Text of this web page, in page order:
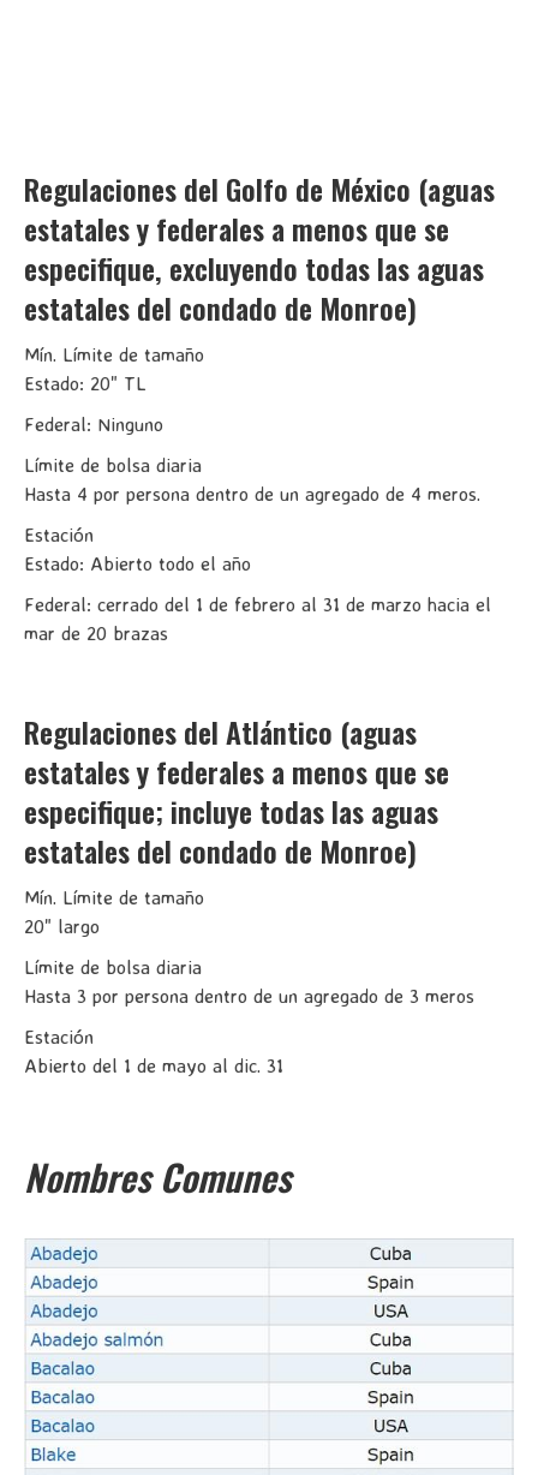
Regulaciones del Golfo de México (aguas
estatales y federales a menos que se
especifique, excluyendo todas las aguas
estatales del condado de Monroe)
Mín. Límite de tamaño
Estado: 20" TL
Federal: Ninguno
Límite de bolsa diaria
Hasta 4 por persona dentro de un agregado de 4 meros.
Estación
Estado: Abierto todo el año
Federal: cerrado del 1 de febrero al 31 de marzo hacia el
mar de 20 brazas
Regulaciones del Atlántico (aguas
estatales y federales a menos que se
especifique; incluye todas las aguas
estatales del condado de Monroe)
Mín. Límite de tamaño
20" largo
Límite de bolsa diaria
Hasta 3 por persona dentro de un agregado de 3 meros
Estación
Abierto del 1 de mayo al dic. 31
Nombres Comunes